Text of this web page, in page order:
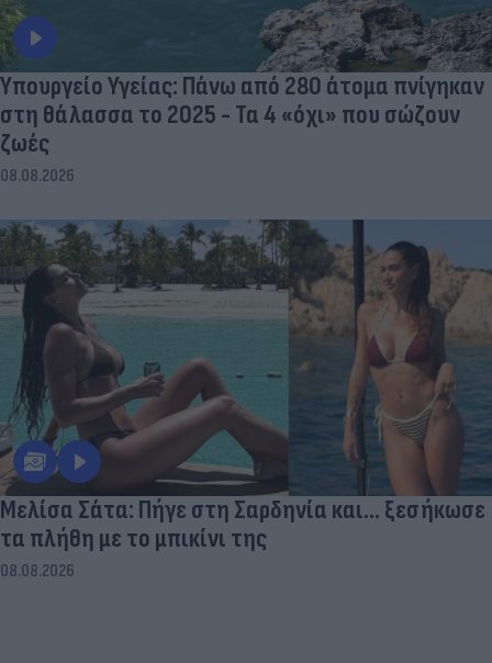
Υπουργείο Υγείας: Πάνω από 280 άτομα πνίγηκαν
στη θάλασσα το 2025 - Τα 4 «όχι» που σώζουν
ζωές
08.08.2026
Μελίσα Σάτα: Πήγε στη Σαρδηνία και... ξεσήκωσε
τα πλήθη με το μπικίνι της
08.08.2026